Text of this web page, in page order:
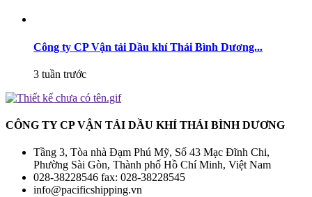
Công ty CP Vận tải Dầu khí Thái Bình Dương...
3 tuần trước
CÔNG TY CP VẬN TẢI DẦU KHÍ THÁI BÌNH DƯƠNG
Tầng 3, Tòa nhà Đạm Phú Mỹ, Số 43 Mạc Đĩnh Chi,
Phường Sài Gòn, Thành phố Hồ Chí Minh, Việt Nam
028-38228546 fax: 028-38228545
info@pacificshipping.vn